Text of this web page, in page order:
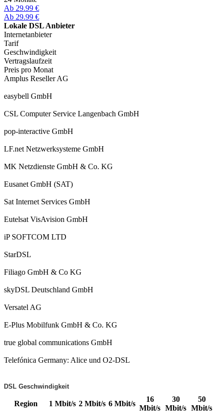
Ab 29.99 €
Ab 29.99 €
Lokale DSL Anbieter
Internetanbieter
Tarif
Geschwindigkeit
Vertragslaufzeit
Preis pro Monat
Amplus Reseller AG
easybell GmbH
CSL Computer Service Langenbach GmbH
pop-interactive GmbH
LF.net Netzwerksysteme GmbH
MK Netzdienste GmbH & Co. KG
Eusanet GmbH (SAT)
Sat Internet Services GmbH
Eutelsat VisAvision GmbH
iP SOFTCOM LTD
StarDSL
Filiago GmbH & Co KG
skyDSL Deutschland GmbH
Versatel AG
E-Plus Mobilfunk GmbH & Co. KG
true global communications GmbH
Telefónica Germany: Alice und O2-DSL
DSL Geschwindigkeit
Region 1 Mbit/s 2 Mbit/s 6 Mbit/s
16
Mbit/s
30
Mbit/s
50
Mbit/s